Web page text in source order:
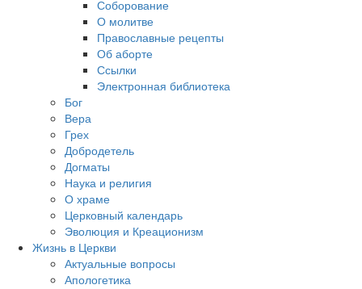
Соборование
О молитве
Православные рецепты
Об аборте
Ссылки
Электронная библиотека
Бог
Вера
Грех
Добродетель
Догматы
Наука и религия
О храме
Церковный календарь
Эволюция и Креационизм
Жизнь в Церкви
Актуальные вопросы
Апологетика